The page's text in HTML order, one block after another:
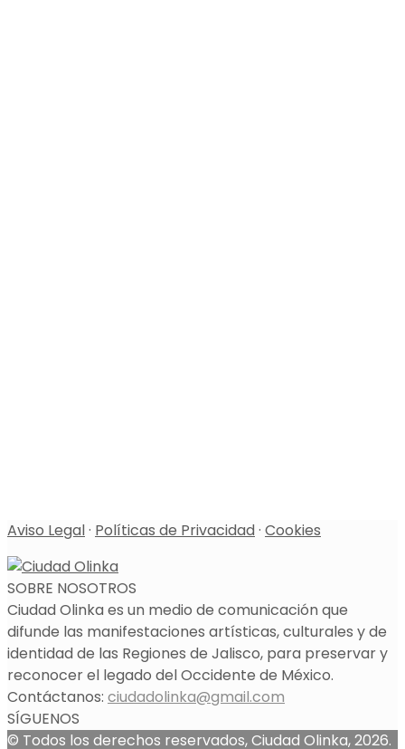
Aviso Legal· Políticas de Privacidad· Cookies
SOBRE NOSOTROS
Ciudad Olinka es un medio de comunicación que
difunde las manifestaciones artísticas, culturales y de
identidad de las Regiones de Jalisco, para preservar y
reconocer el legado del Occidente de México.
Contáctanos: ciudadolinka@gmail.com
SÍGUENOS
© Todos los derechos reservados, Ciudad Olinka, 2026.